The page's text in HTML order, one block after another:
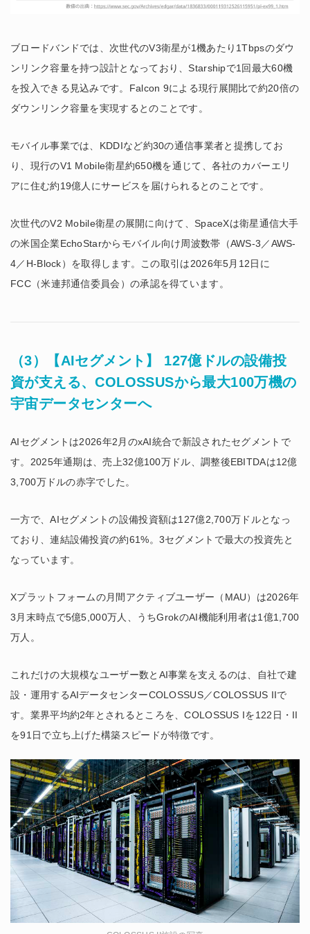
ブロードバンドでは、次世代のV3衛星が1機あたり1Tbpsのダウ
ンリンク容量を持つ設計となっており、Starshipで1回最大60機
を投入できる見込みです。Falcon 9による現行展開比で約20倍の
ダウンリンク容量を実現するとのことです。
モバイル事業では、KDDIなど約30の通信事業者と提携してお
り、現行のV1 Mobile衛星約650機を通じて、各社のカバーエリ
アに住む約19億人にサービスを届けられるとのことです。
次世代のV2 Mobile衛星の展開に向けて、SpaceXは衛星通信大手
の米国企業EchoStarからモバイル向け周波数帯（AWS-3／AWS-
4／H-Block）を取得します。この取引は2026年5月12日に
FCC（米連邦通信委員会）の承認を得ています。
（3）【AIセグメント】 127億ドルの設備投
資が支える、COLOSSUSから最大100万機の
宇宙データセンターへ
AIセグメントは2026年2月のxAI統合で新設されたセグメントで
す。2025年通期は、売上32億100万ドル、調整後EBITDAは12億
3,700万ドルの赤字でした。
一方で、AIセグメントの設備投資額は127億2,700万ドルとなっ
ており、連結設備投資の約61%。3セグメントで最大の投資先と
なっています。
Xプラットフォームの月間アクティブユーザー（MAU）は2026年
3月末時点で5億5,000万人、うちGrokのAI機能利用者は1億1,700
万人。
これだけの大規模なユーザー数とAI事業を支えるのは、自社で建
設・運用するAIデータセンターCOLOSSUS／COLOSSUS IIで
す。業界平均約2年とされるところを、COLOSSUS Iを122日・II
を91日で立ち上げた構築スピードが特徴です。